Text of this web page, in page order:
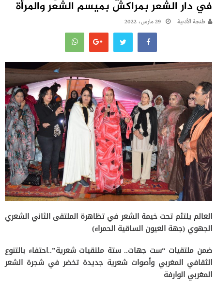
في دار الشعر بمراكش بميسم الشعر والمرأة
طنجة الأدبية 29 مارس، 2022
العالم يلتئم تحت خيمة الشعر في تظاهرة الملتقى الثاني الشعري
الجهوي (جهة العيون الساقية الحمراء)
ضمن ملتقيات “ست جهات.. ستة ملتقيات شعرية”..احتفاء بالتنوع
الثقافي المغربي وأصوات شعرية جديدة تخضر في شجرة الشعر
المغربي الوارفة